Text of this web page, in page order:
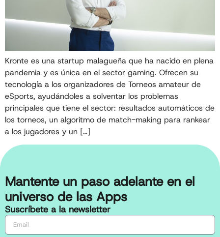
Kronte es una startup malagueña que ha nacido en plena
pandemia y es única en el sector gaming. Ofrecen su
tecnología a los organizadores de Torneos amateur de
eSports, ayudándoles a solventar los problemas
principales que tiene el sector: resultados automáticos de
los torneos, un algoritmo de match-making para rankear
a los jugadores y un […]
Mantente un paso adelante en el
universo de las Apps
Suscríbete a la newsletter